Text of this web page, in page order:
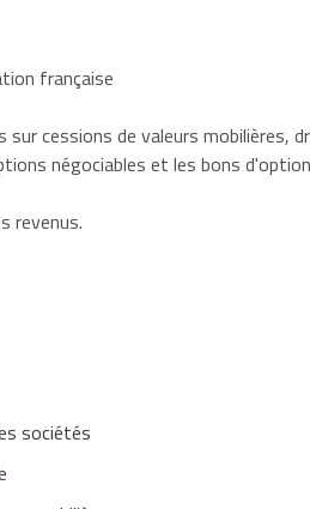
française
sur cessions de valeurs mobilières,
négociables et les bons
revenus.
sociétés